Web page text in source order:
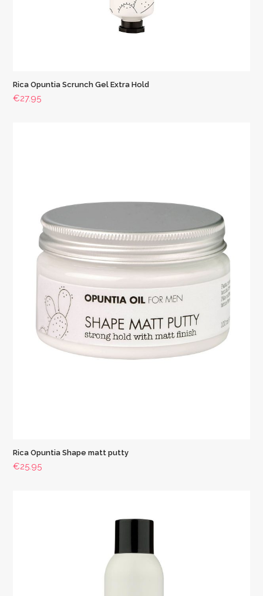
Rica Opuntia Scrunch Gel Extra Hold
€27.95
Rica Opuntia Shape matt putty
€25.95